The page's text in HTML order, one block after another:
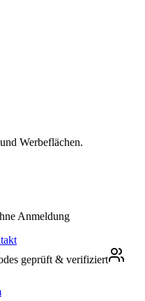
Werbeflächen.
Anmeldung
geprüft & verifiziert